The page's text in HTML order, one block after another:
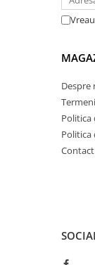
Despre
Politica
Contact